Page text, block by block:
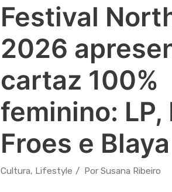
Festival
2026
cartaz 100%
feminino: LP,
Froes e Blaya
Cultura, Lifestyle PorSusana Ribeiro